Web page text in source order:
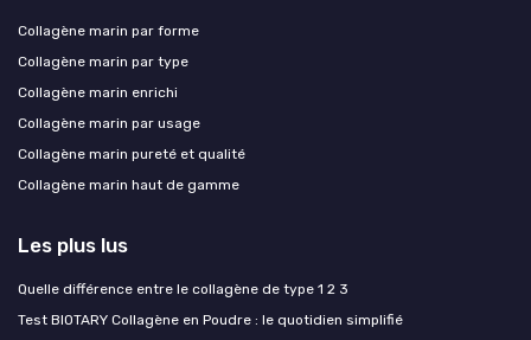
Collagène marin par forme
Collagène marin par type
Collagène marin enrichi
Collagène marin par usage
Collagène marin pureté et qualité
Collagène marin haut de gamme
Les plus lus
Quelle différence entre le collagène de type 1 2 3
Test BIOTARY Collagène en Poudre : le quotidien simplifié